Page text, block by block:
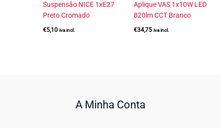
Suspensão NICE 1xE27
Preto Cromado
€5,10 iva incl.
Aplique VAS 1x10W LED
820lm CCT Branco
€34,75 iva incl.
A Minha Conta